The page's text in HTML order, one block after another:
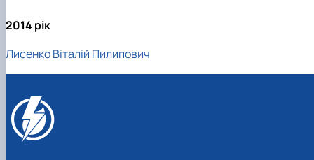
2014 рік
Лисенко Віталій Пилипович